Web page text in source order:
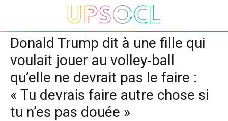
Donald Trump dit à une fille qui
voulait jouer au volley-ball
qu’elle ne devrait pas le faire :
« Tu devrais faire autre chose si
tu n’es pas douée »